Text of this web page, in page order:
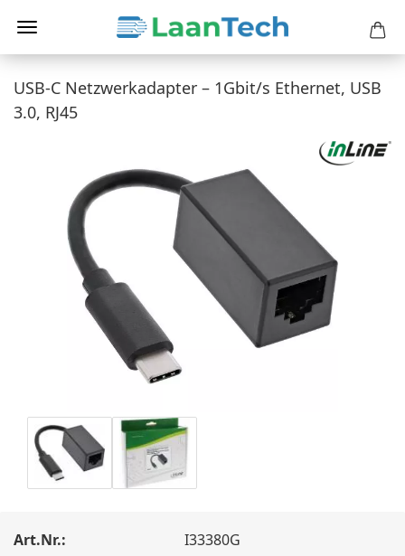
USB-C Netzwerkadapter – 1Gbit/s Ethernet, USB
3.0, RJ45
Art.Nr.:
I33380G